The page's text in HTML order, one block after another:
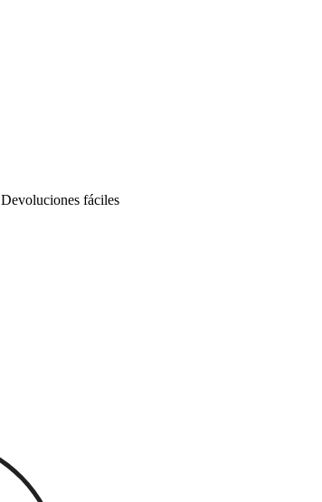
Devoluciones fáciles